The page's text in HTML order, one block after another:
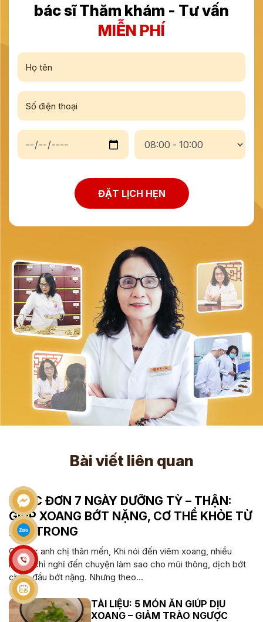
bác sĩ Thăm khám - Tư vấn
MIỄN PHÍ
ĐẶT LỊCH HẸN
Bài viết liên quan
THỰC ĐƠN 7 NGÀY DƯỠNG TỲ – THẬN:
GIÚP XOANG BỚT NẶNG, CƠ THỂ KHỎE TỪ
BÊN TRONG
Cô bác anh chị thân mến, Khi nói đến viêm xoang, nhiều
người chỉ nghĩ đến chuyện làm sao cho mũi thông, dịch bớt
chảy, đầu bớt nặng. Nhưng theo...
TÀI LIỆU: 5 MÓN ĂN GIÚP DỊU
XOANG – GIẢM TRÀO NGƯỢC